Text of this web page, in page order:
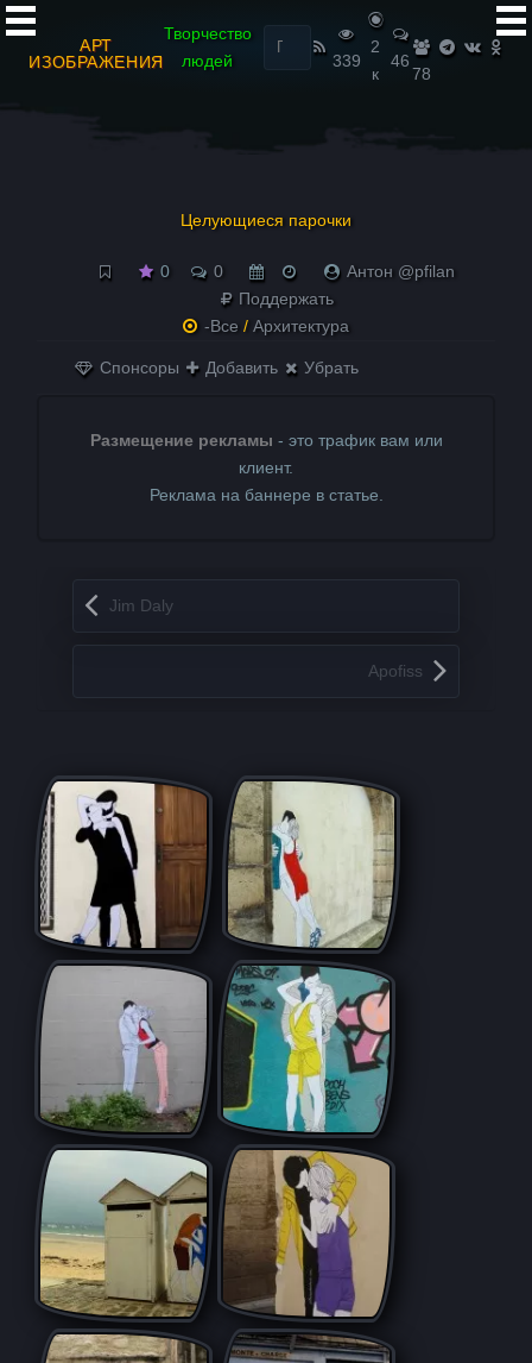
АРТ
ИЗОБРАЖЕНИЯ
Творчество
людей
Найти:
339
2
к
46
78
Целующиеся парочки
0 0
Антон @pfilan
Поддержать
-Все / Архитектура
Спонсоры Добавить Убрать
Размещение рекламы - это трафик вам или
клиент.
Реклама на баннере в статье.
Запись навигация
Jim Daly
Apofiss